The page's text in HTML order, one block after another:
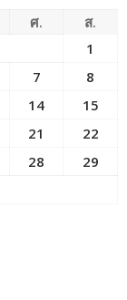
ศ.
ส.
1
7
8
14
15
21
22
28
29